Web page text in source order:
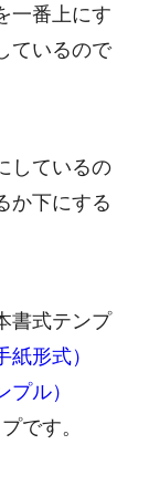
一番上にす
ているので
しているの
か下にする
書式テンプ
形式）
ル）
です。